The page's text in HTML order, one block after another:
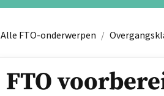
Alle FTO-onderwerpen /
FTO